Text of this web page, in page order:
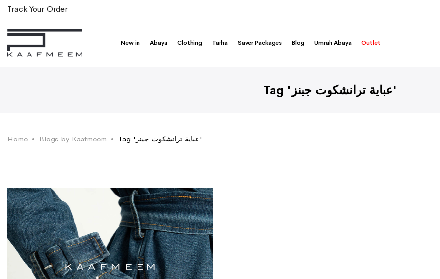
Track Your Order
New in Abaya Clothing Tarha Saver Packages Blog Umrah Abaya Outlet
Tag 'عباية ترانشكوت جينز'
Home Blogs by Kaafmeem Tag 'عباية ترانشكوت جينز'